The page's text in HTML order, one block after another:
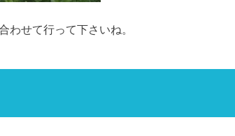
わせて行って下さいね。